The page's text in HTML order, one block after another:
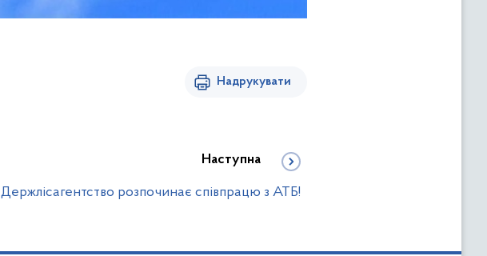
Надрукувати
Наступна
Держлісагентство розпочинає співпрацю з АТБ!